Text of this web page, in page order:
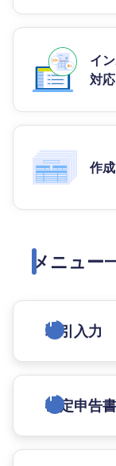
イ
対応
作
メニュー
取引入力
確定申告